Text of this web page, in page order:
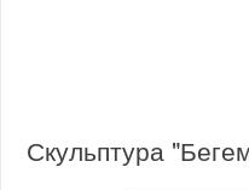
Скульптура